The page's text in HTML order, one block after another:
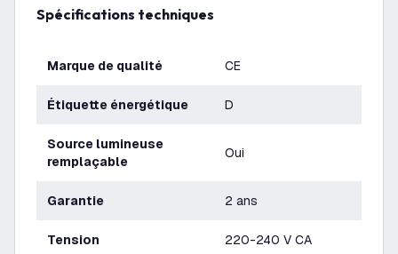
Spécifications techniques
Marque de qualité CE
Étiquette énergétique D
Source lumineuse
remplaçable
Oui
Garantie 2 ans
Tension 220-240 V CA